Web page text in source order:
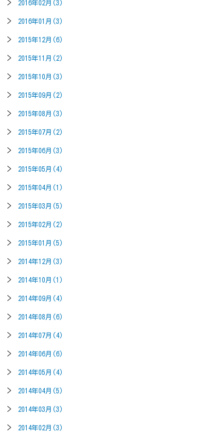
2016年02月(3)
2016年01月(3)
2015年12月(6)
2015年11月(2)
2015年10月(3)
2015年09月(2)
2015年08月(3)
2015年07月(2)
2015年06月(3)
2015年05月(4)
2015年04月(1)
2015年03月(5)
2015年02月(2)
2015年01月(5)
2014年12月(3)
2014年10月(1)
2014年09月(4)
2014年08月(6)
2014年07月(4)
2014年06月(6)
2014年05月(4)
2014年04月(5)
2014年03月(3)
2014年02月(3)